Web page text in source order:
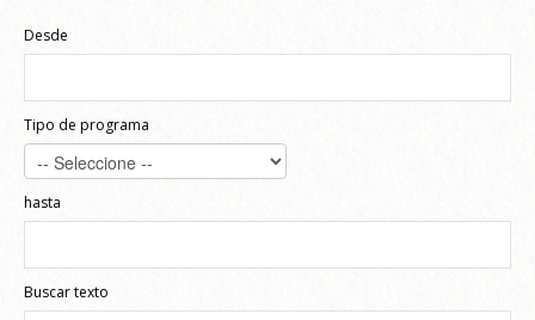
Desde
Tipo de programa
hasta
Buscar texto